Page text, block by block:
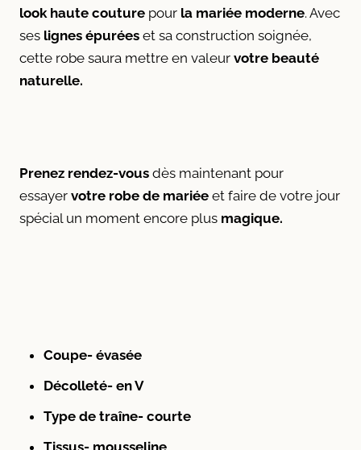
look haute couture pour la mariée moderne. Avec
ses lignes épurées et sa construction soignée,
cette robe saura mettre en valeur votre beauté
naturelle.
Prenez rendez-vous dès maintenant pour
essayer votre robe de mariée et faire de votre jour
spécial un moment encore plus magique.
Coupe- évasée
Décolleté- en V
Type de traîne- courte